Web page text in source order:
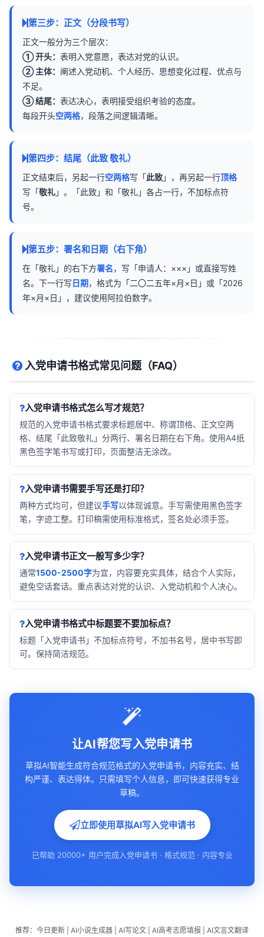
第三步：正文（分段书写）
正文一般分为三个层次：
① 开头： 表明入党意愿，表达对党的认识。
② 主体： 阐述入党动机、个人经历、思想变化过程、优点与
不足。
③ 结尾： 表达决心，表明接受组织考验的态度。
每段开头空两格，段落之间逻辑清晰。
第四步：结尾（此致 敬礼）
正文结束后，另起一行空两格写「此致」，再另起一行顶格
写「敬礼」。「此致」和「敬礼」各占一行，不加标点符
号。
第五步：署名和日期（右下角）
在「敬礼」的右下方署名，写「申请人：×××」或直接写姓
名。下一行写日期，格式为「二〇二五年×月×日」或「2026
年×月×日」，建议使用阿拉伯数字。
入党申请书格式常见问题（FAQ）
入党申请书格式怎么写才规范？
规范的入党申请书格式要求标题居中、称谓顶格、正文空两
格、结尾「此致敬礼」分两行、署名日期在右下角。使用A4纸
黑色签字笔书写或打印，页面整洁无涂改。
入党申请书需要手写还是打印？
两种方式均可，但建议手写以体现诚意。手写需使用黑色签字
笔，字迹工整。打印稿需使用标准格式，签名处必须手签。
入党申请书正文一般写多少字？
通常1500-2500字为宜，内容要充实具体，结合个人实际，
避免空话套话。重点表达对党的认识、入党动机和个人决心。
入党申请书格式中标题要不要加标点？
标题「入党申请书」不加标点符号，不加书名号，居中书写即
可。保持简洁规范。
让AI帮您写入党申请书
草拟AI智能生成符合规范格式的入党申请书，内容充实、结
构严谨、表达得体。只需填写个人信息，即可快速获得专业
草稿。
立即使用草拟AI写入党申请书
已帮助 20000+ 用户完成入党申请书 · 格式规范 · 内容专业
推荐： 今日更新 AI小说生成器 AI写论文 AI高考志愿填报 AI文言文翻译